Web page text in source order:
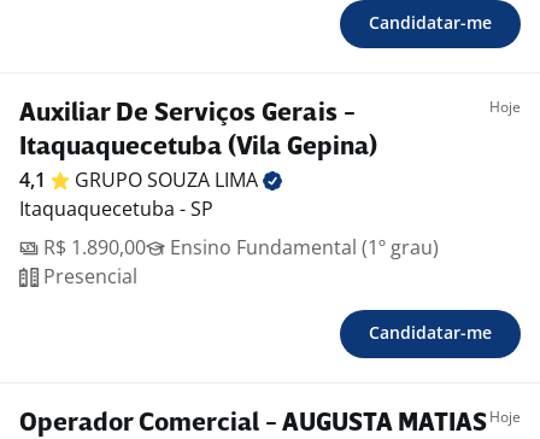
Candidatar-me
Auxiliar De Serviços Gerais -
Itaquaquecetuba (Vila Gepina)
Hoje
4,1 GRUPO SOUZA LIMA
Itaquaquecetuba - SP
R$ 1.890,00
Ensino Fundamental (1º grau)
Presencial
Candidatar-me
Operador Comercial - AUGUSTA MATIASHoje